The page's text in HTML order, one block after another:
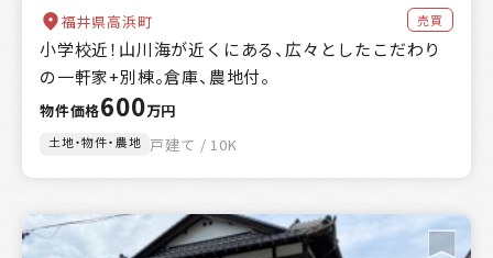
福井県高浜町 売買
小学校近！山川海が近くにある、広々としたこだわり
の一軒家+別棟。倉庫、農地付。
物件価格600万円
土地・物件・農地 戸建て / 10K